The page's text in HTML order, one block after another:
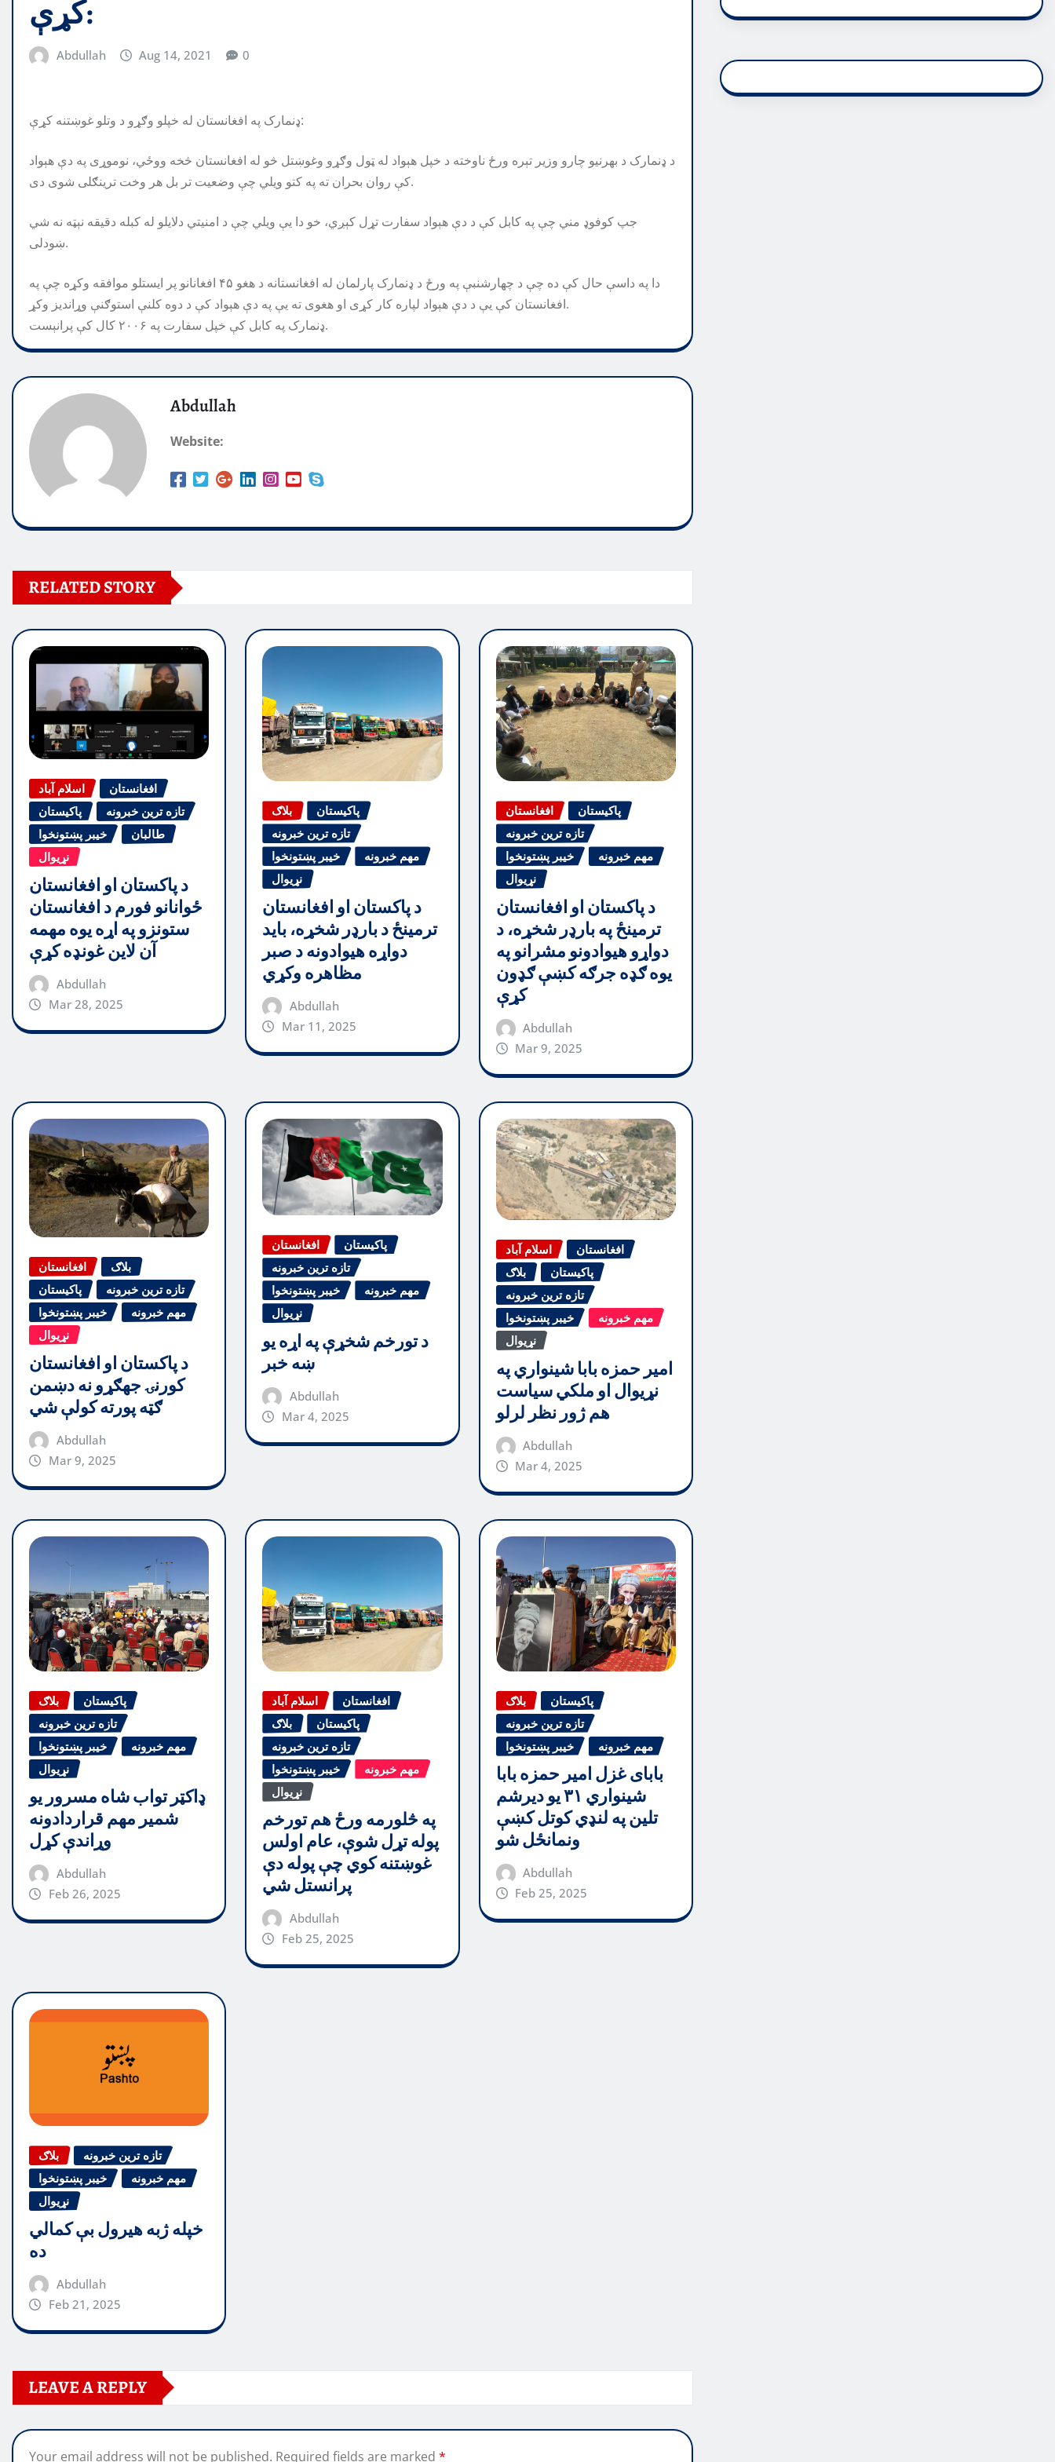
کړې:
Abdullah Aug 14, 2021 0
ډنمارک په افغانستان له خپلو وګړو د وتلو غوښتنه کړې:
د ډنمارک د بهرنیو چارو وزیر تېره ورځ ناوخته د خپل هېواد له ټول وګړو وغوښتل څو له افغانستان څخه ووځي، نوموړی په دې هېواد
کې روان بحران ته په کتو ویلي چې وضعیت تر بل هر وخت ترینګلی شوی دی.
جپ کوفوډ مني چې په کابل کې د دې هېواد سفارت تړل کېږي، خو دا یې ویلي چې د امنیتي دلایلو له کبله دقیقه نېټه نه شي
ښودلی.
دا په داسې حال کې ده چې د چهارشنبې په ورځ د ډنمارک پارلمان له افغانستانه د هغو ۴۵ افغانانو پر ایستلو موافقه وکړه چې په
افغانستان کې یې د دې هېواد لپاره کار کړی او هغوی ته یې په دې هېواد کې د دوه کلنې استوګنې وړاندیز وکړ.
ډنمارک په کابل کې خپل سفارت په ۲۰۰۶ کال کې پرانېست.
Abdullah
Website:
RELATED STORY
اسلام آباد
افغانستان
پاکیستان
تازه ترین خبرونه
خیبر پښتونخوا
طالبان
نړیوال
د پاکستان او افغانستان
ځوانانو فورم د افغانستان
ستونزو په اړه یوه مهمه
آن لاین غونډه کړې
Abdullah
Mar 28, 2025
بلاګ
پاکیستان
تازه ترین خبرونه
خیبر پښتونخوا
مهم خبرونه
نړیوال
د پاکستان او افغانستان
ترمینځ د بارډر شخړه، باید
دواړه هیوادونه د صبر
مظاهره وکړي
Abdullah
Mar 11, 2025
افغانستان
پاکیستان
تازه ترین خبرونه
خیبر پښتونخوا
مهم خبرونه
نړیوال
د پاکستان او افغانستان
ترمینځ په بارډر شخړه، د
دواړو هیوادونو مشرانو په
یوه ګډه جرګه کښې ګډون
کړې
Abdullah
Mar 9, 2025
افغانستان
بلاګ
پاکیستان
تازه ترین خبرونه
خیبر پښتونخوا
مهم خبرونه
نړیوال
د پاکستان او افغانستان
کورنۍ جهګړو نه دښمن
ګټه پورته کولې شي
Abdullah
Mar 9, 2025
افغانستان
پاکیستان
تازه ترین خبرونه
خیبر پښتونخوا
مهم خبرونه
نړیوال
د تورخم شخړې په اړه یو
ښه خبر
Abdullah
Mar 4, 2025
اسلام آباد
افغانستان
بلاګ
پاکیستان
تازه ترین خبرونه
خیبر پښتونخوا
مهم خبرونه
نړیوال
امیر حمزه بابا شینواري په
نړیوال او ملکي سیاست
هم ژور نظر لرلو
Abdullah
Mar 4, 2025
بلاګ
پاکیستان
تازه ترین خبرونه
خیبر پښتونخوا
مهم خبرونه
نړیوال
ډاکټر تواب شاه مسرور یو
شمیر مهم قراردادونه
وړاندې کړل
Abdullah
Feb 26, 2025
اسلام آباد
افغانستان
بلاګ
پاکیستان
تازه ترین خبرونه
خیبر پښتونخوا
مهم خبرونه
نړیوال
په څلورمه ورځ هم تورخم
پوله تړل شوې، عام اولس
غوښتنه کوي چې پوله دې
پرانستل شي
Abdullah
Feb 25, 2025
بلاګ
پاکیستان
تازه ترین خبرونه
خیبر پښتونخوا
مهم خبرونه
بابای غزل امیر حمزه بابا
شینواري ۳۱ یو دیرشم
تلین په لنډي کوتل کښې
ونمانځل شو
Abdullah
Feb 25, 2025
بلاګ
تازه ترین خبرونه
خیبر پښتونخوا
مهم خبرونه
نړیوال
خپله ژبه هیرول بې کمالي
ده
Abdullah
Feb 21, 2025
LEAVE A REPLY
Your email address will not be published. Required fields are marked *